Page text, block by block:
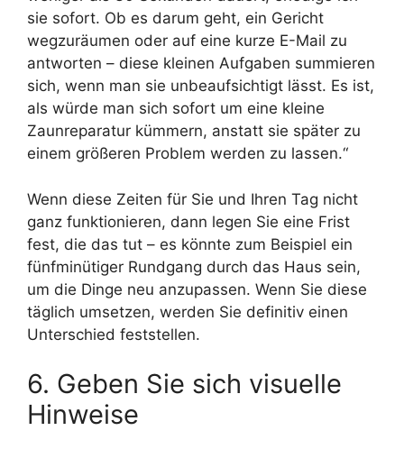
sie sofort. Ob es darum geht, ein Gericht
wegzuräumen oder auf eine kurze E-Mail zu
antworten – diese kleinen Aufgaben summieren
sich, wenn man sie unbeaufsichtigt lässt. Es ist,
als würde man sich sofort um eine kleine
Zaunreparatur kümmern, anstatt sie später zu
einem größeren Problem werden zu lassen.“
Wenn diese Zeiten für Sie und Ihren Tag nicht
ganz funktionieren, dann legen Sie eine Frist
fest, die das tut – es könnte zum Beispiel ein
fünfminütiger Rundgang durch das Haus sein,
um die Dinge neu anzupassen. Wenn Sie diese
täglich umsetzen, werden Sie definitiv einen
Unterschied feststellen.
6. Geben Sie sich visuelle
Hinweise